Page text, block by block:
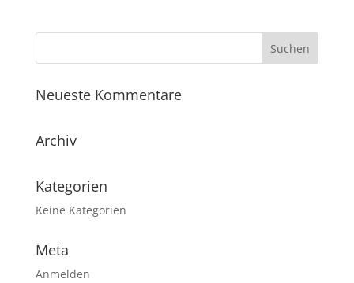
Neueste Kommentare
Archiv
Kategorien
Keine Kategorien
Meta
Anmelden